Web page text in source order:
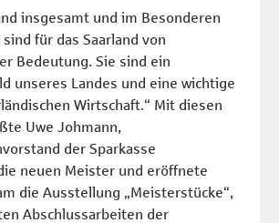
insgesamt und im Besonderen
für das Saarland von
Bedeutung. Sie sind ein
unseres Landes und eine wichtige
Wirtschaft.“ Mit diesen
Uwe Johmann,
der Sparkasse
neuen Meister und eröffnete
die Ausstellung „Meisterstücke“,
Abschlussarbeiten der